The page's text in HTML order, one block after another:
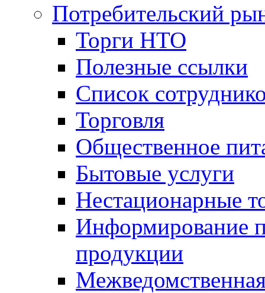
Потребительский
Торги НТО
Полезные ссылки
Список
Торговля
Общественное
Бытовые услуги
Нестационарные
Информирование
продукции